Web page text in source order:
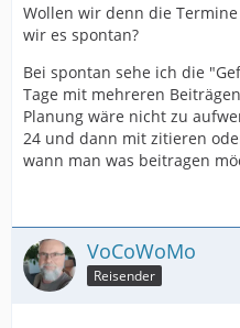
Wollen wir denn die
wir es spontan?
Bei spontan sehe ich die
Tage mit mehreren
Planung wäre nicht zu
24 und dann mit zitieren
wann man was beitragen
VoCoWoMo
Reisender